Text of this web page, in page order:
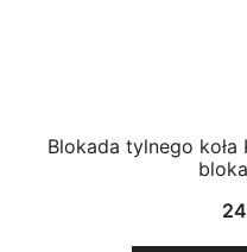
Blokada tylnego koła